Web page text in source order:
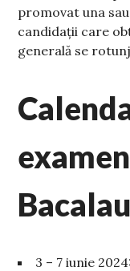
promovat una
candidații care
generală se
3 – 7 iunie